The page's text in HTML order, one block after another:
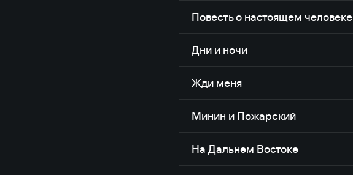
Повесть о настоящем человеке
Дни и ночи
Жди меня
Минин и Пожарский
На Дальнем Востоке